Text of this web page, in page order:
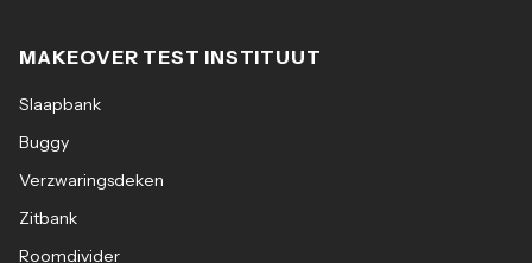
MAKEOVER TEST INSTITUUT
Slaapbank
Buggy
Verzwaringsdeken
Zitbank
Roomdivider